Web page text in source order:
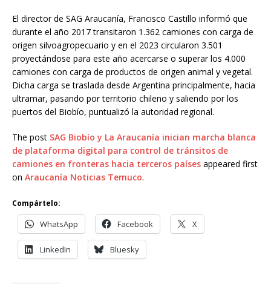
El director de SAG Araucanía, Francisco Castillo informó que
durante el año 2017 transitaron 1.362 camiones con carga de
origen silvoagropecuario y en el 2023 circularon 3.501
proyectándose para este año acercarse o superar los 4.000
camiones con carga de productos de origen animal y vegetal.
Dicha carga se traslada desde Argentina principalmente, hacia
ultramar, pasando por territorio chileno y saliendo por los
puertos del Biobío, puntualizó la autoridad regional.
The post SAG Biobío y La Araucanía inician marcha blanca
de plataforma digital para control de tránsitos de
camiones en fronteras hacia terceros países appeared first
on Araucanía Noticias Temuco.
Compártelo:
WhatsApp Facebook X
LinkedIn Bluesky